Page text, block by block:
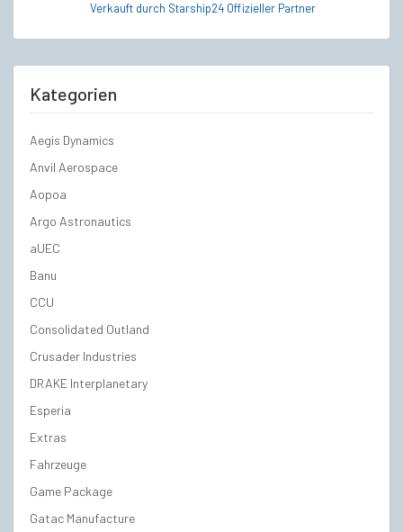
Verkauft durch Starship24 Offizieller Partner
Kategorien
Aegis Dynamics
Anvil Aerospace
Aopoa
Argo Astronautics
aUEC
Banu
CCU
Consolidated Outland
Crusader Industries
DRAKE Interplanetary
Esperia
Extras
Fahrzeuge
Game Package
Gatac Manufacture